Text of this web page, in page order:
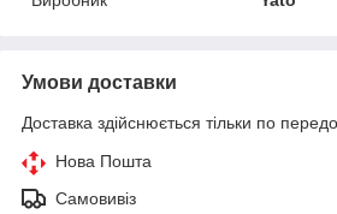
Умови доставки
Доставка здійснюється тільки по
Нова Пошта
Самовивіз